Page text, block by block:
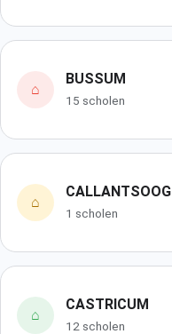
⌂
BUSSUM
15 scholen
⌂
CALLANTSOOG
1 scholen
⌂
CASTRICUM
12 scholen